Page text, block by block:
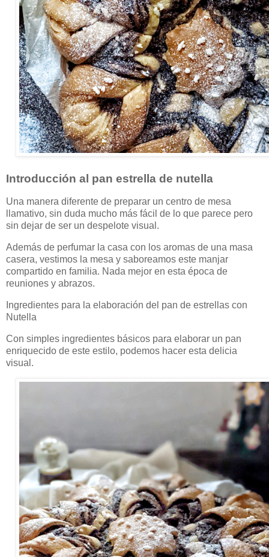
Introducción al pan estrella de nutella
Una manera diferente de preparar un centro de mesa
llamativo, sin duda mucho más fácil de lo que parece pero
sin dejar de ser un despelote visual.
Además de perfumar la casa con los aromas de una masa
casera, vestimos la mesa y saboreamos este manjar
compartido en familia. Nada mejor en esta época de
reuniones y abrazos.
Ingredientes para la elaboración del pan de estrellas con
Nutella
Con simples ingredientes básicos para elaborar un pan
enriquecido de este estilo, podemos hacer esta delicia
visual.